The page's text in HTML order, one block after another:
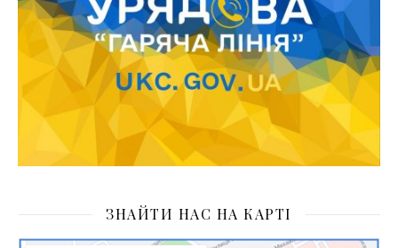
ЗНАЙТИ НАС НА КАРТІ